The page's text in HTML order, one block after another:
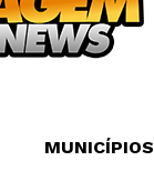
MUNICÍPIOS